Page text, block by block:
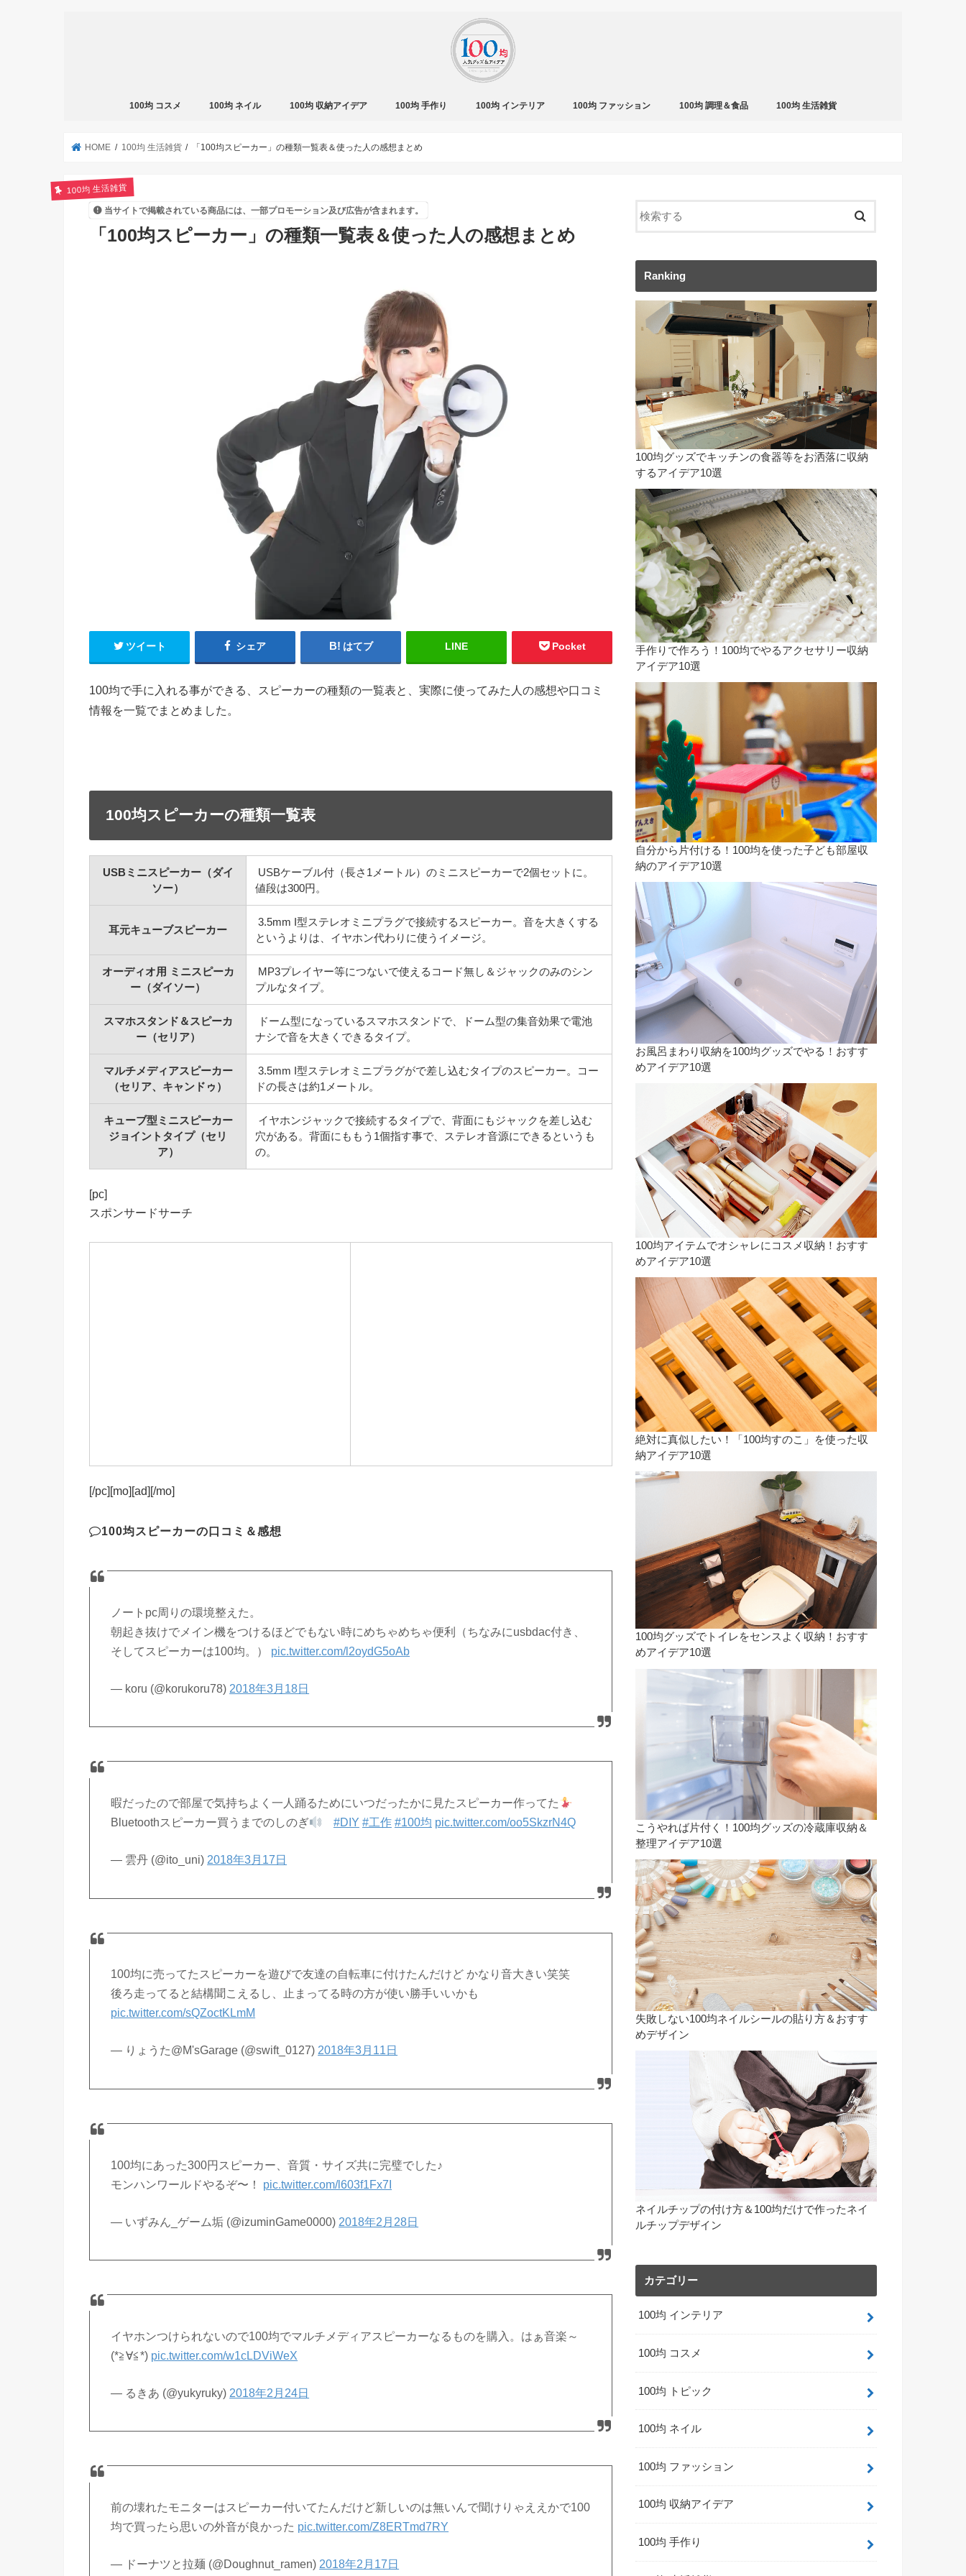
100均 コスメ 100均 ネイル 100均 収納アイデア 100均 手作り 100均 インテリア 100均 ファッション 100均 調理＆食品 100均 生活雑貨
HOME 100均 生活雑貨 「100均スピーカー」の種類一覧表＆使った人の感想まとめ
100均 生活雑貨
当サイトで掲載されている商品には、一部プロモーション及び広告が含まれます。
「100均スピーカー」の種類一覧表＆使った人の感想まとめ
ツイート シェア はてブ LINE Pocket
100均で手に入れる事ができる、スピーカーの種類の一覧表と、実際に使ってみた人の感想や口コミ
情報を一覧でまとめました。
100均スピーカーの種類一覧表
USBミニスピーカー（ダイ
ソー）
USBケーブル付（長さ1メートル）のミニスピーカーで2個セットに。
値段は300円。
耳元キューブスピーカー
3.5mm I型ステレオミニプラグで接続するスピーカー。音を大きくする
というよりは、イヤホン代わりに使うイメージ。
オーディオ用 ミニスピーカ
ー（ダイソー）
MP3プレイヤー等につないで使えるコード無し＆ジャックのみのシン
プルなタイプ。
スマホスタンド＆スピーカ
ー（セリア）
ドーム型になっているスマホスタンドで、ドーム型の集音効果で電池
ナシで音を大きくできるタイプ。
マルチメディアスピーカー
（セリア、キャンドゥ）
3.5mm I型ステレオミニプラグがで差し込むタイプのスピーカー。コー
ドの長さは約1メートル。
キューブ型ミニスピーカー
ジョイントタイプ（セリ
ア）
イヤホンジャックで接続するタイプで、背面にもジャックを差し込む
穴がある。背面にももう1個指す事で、ステレオ音源にできるというも
の。
[pc]
スポンサードサーチ
[/pc][mo][ad][/mo]
100均スピーカーの口コミ＆感想
ノートpc周りの環境整えた。
朝起き抜けでメイン機をつけるほどでもない時にめちゃめちゃ便利（ちなみにusbdac付き、
そしてスピーカーは100均。） pic.twitter.com/l2oydG5oAb
— koru (@korukoru78) 2018年3月18日
暇だったので部屋で気持ちよく一人踊るためにいつだったかに見たスピーカー作ってた
Bluetoothスピーカー買うまでのしのぎ
#DIY #工作 #100均 pic.twitter.com/oo5SkzrN4Q
— 雲丹 (@ito_uni) 2018年3月17日
100均に売ってたスピーカーを遊びで友達の自転車に付けたんだけど かなり音大きい笑笑
後ろ走ってると結構聞こえるし、止まってる時の方が使い勝手いいかも
pic.twitter.com/sQZoctKLmM
— りょうた@M'sGarage (@swift_0127) 2018年3月11日
100均にあった300円スピーカー、音質・サイズ共に完璧でした♪
モンハンワールドやるぞ〜！ pic.twitter.com/l603f1Fx7I
— いずみん_ゲーム垢 (@izuminGame0000) 2018年2月28日
イヤホンつけられないので100均でマルチメディアスピーカーなるものを購入。はぁ音楽～
(*≧∀≦*) pic.twitter.com/w1cLDViWeX
— るきあ (@yukyruky) 2018年2月24日
前の壊れたモニターはスピーカー付いてたんだけど新しいのは無いんで聞けりゃええかで100
均で買ったら思いの外音が良かった pic.twitter.com/Z8ERTmd7RY
— ドーナツと拉麺 (@Doughnut_ramen) 2018年2月17日
Ranking
100均グッズでキッチンの食器等をお洒落に収納
するアイデア10選
手作りで作ろう！100均でやるアクセサリー収納
アイデア10選
自分から片付ける！100均を使った子ども部屋収
納のアイデア10選
お風呂まわり収納を100均グッズでやる！おすす
めアイデア10選
100均アイテムでオシャレにコスメ収納！おすす
めアイデア10選
絶対に真似したい！「100均すのこ」を使った収
納アイデア10選
100均グッズでトイレをセンスよく収納！おすす
めアイデア10選
こうやれば片付く！100均グッズの冷蔵庫収納＆
整理アイデア10選
失敗しない100均ネイルシールの貼り方＆おすす
めデザイン
ネイルチップの付け方＆100均だけで作ったネイ
ルチップデザイン
カテゴリー
100均 インテリア
100均 コスメ
100均 トピック
100均 ネイル
100均 ファッション
100均 収納アイデア
100均 手作り